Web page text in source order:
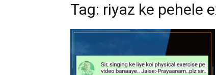
Tag: riyaz ke pehele